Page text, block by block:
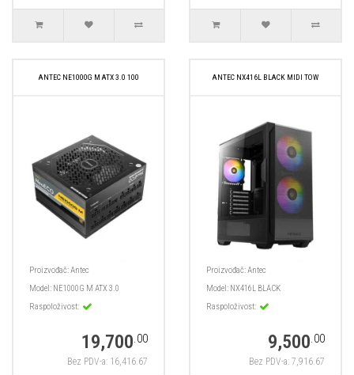
ANTEC NE1000G M ATX 3.0 100
Proizvođač:Antec
Model: NE1000G M ATX 3.0
Raspoloživost:
19,700.00
Bez PDV-a: 16,416.67
ANTEC NX416L BLACK MIDI TOW
Proizvođač:Antec
Model: NX416L BLACK
Raspoloživost:
9,500.00
Bez PDV-a: 7,916.67